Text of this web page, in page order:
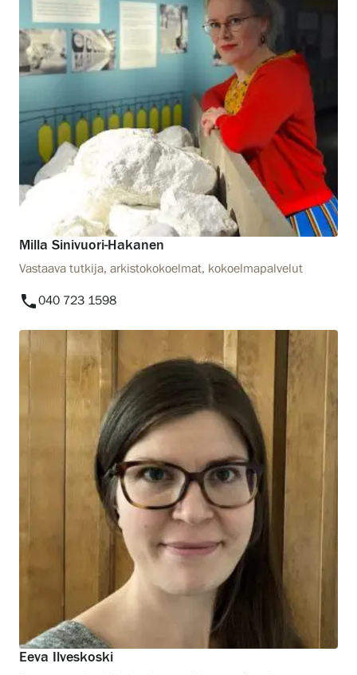
Milla Sinivuori-Hakanen
Vastaava tutkija, arkistokokoelmat, kokoelmapalvelut
phone040 723 1598
Eeva Ilveskoski